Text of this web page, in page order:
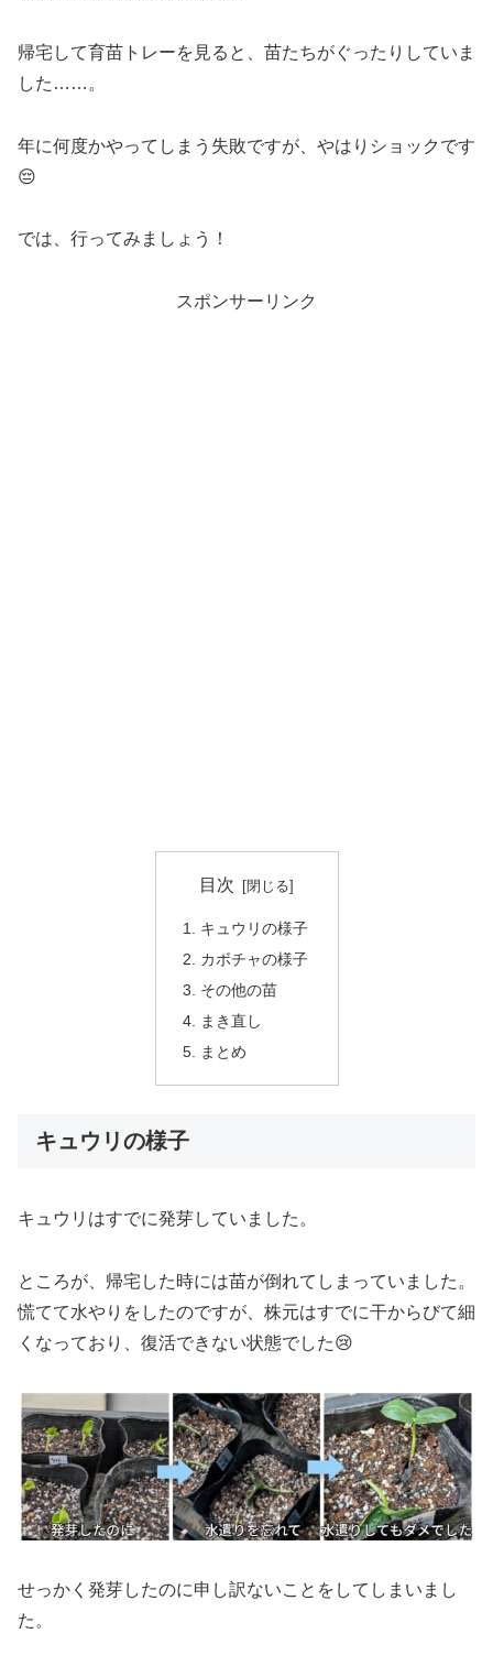
帰宅して育苗トレーを見ると、苗たちがぐったりしていま
した……。
年に何度かやってしまう失敗ですが、やはりショックです
😔
では、行ってみましょう！
スポンサーリンク
目次
キュウリの様子
カボチャの様子
その他の苗
まき直し
まとめ
キュウリの様子
キュウリはすでに発芽していました。
ところが、帰宅した時には苗が倒れてしまっていました。
慌てて水やりをしたのですが、株元はすでに干からびて細
くなっており、復活できない状態でした😢
せっかく発芽したのに申し訳ないことをしてしまいまし
た。